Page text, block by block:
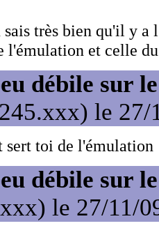
très bien qu'il y a
l'émulation et celle du
débile sur
le 27/
sert toi de l'émulation
débile sur
le 27/11/